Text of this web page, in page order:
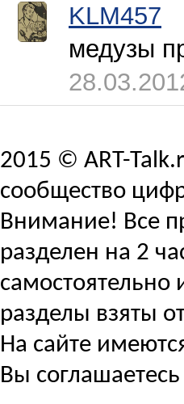
KLM457
медузы
2015 © ART-
сообщество
Внимание! Все
разделен на 2
самостоятельно
разделы взяты
На сайте
Вы